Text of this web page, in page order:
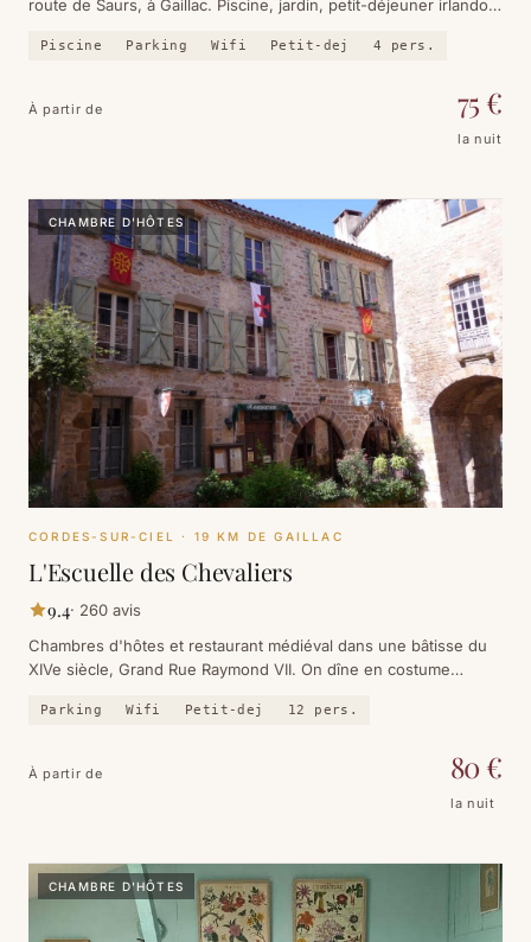
route de Saurs, à Gaillac. Piscine, jardin, petit-déjeuner irlando-
de doute.
Piscine Parking Wifi Petit-dej 4 pers.
À partir de 75 €
la nuit
CHAMBRE D'HÔTES
CORDES-SUR-CIEL · 19 KM DE GAILLAC
L'Escuelle des Chevaliers
9.4· 260 avis
Chambres d'hôtes et restaurant médiéval dans une bâtisse du
XIVe siècle, Grand Rue Raymond VII. On dîne en costume
porte.
Parking Wifi Petit-dej 12 pers.
À partir de 80 €
la nuit
CHAMBRE D'HÔTES